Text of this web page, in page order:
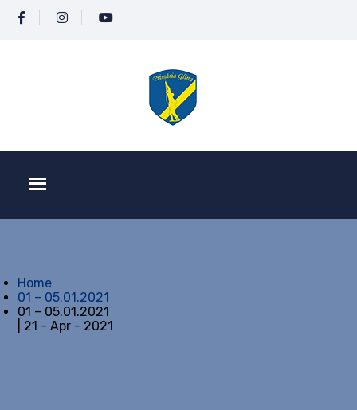
Home
01 – 05.01.2021
01 – 05.01.2021
| 21 - Apr - 2021